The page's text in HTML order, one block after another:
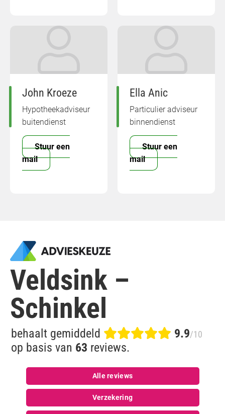
John Kroeze
Hypotheekadviseur
buitendienst
Stuur een
mail
Ella Anic
Particulier adviseur
binnendienst
Stuur een
mail
Veldsink –
Schinkel
behaalt gemiddeld 9.9/10
op basis van 63 reviews.
Alle reviews
Verzekering